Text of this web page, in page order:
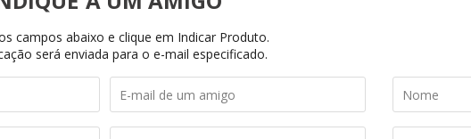
campos abaixo e clique em Indicar Produto.
será enviada para o e-mail especificado.